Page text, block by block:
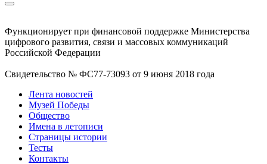
Функционирует при финансовой поддержке Министерства
цифрового развития, связи и массовых коммуникаций
Российской Федерации
Свидетельство № ФС77-73093 от 9 июня 2018 года
Лента новостей
Музей Победы
Общество
Имена в летописи
Страницы истории
Тесты
Контакты